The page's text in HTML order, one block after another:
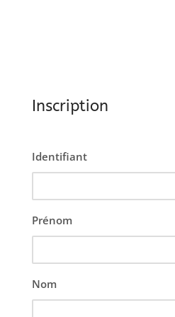
Inscription
Identifiant
Prénom
Nom